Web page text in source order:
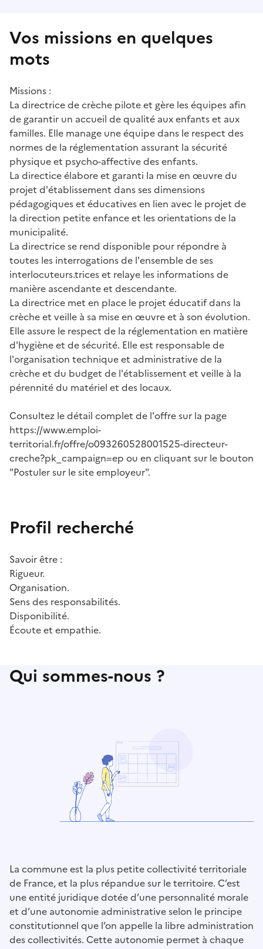
Vos missions en quelques
mots
Missions :
La directrice de crèche pilote et gère les équipes afin
de garantir un accueil de qualité aux enfants et aux
familles. Elle manage une équipe dans le respect des
normes de la réglementation assurant la sécurité
physique et psycho-affective des enfants.
La directice élabore et garanti la mise en œuvre du
projet d'établissement dans ses dimensions
pédagogiques et éducatives en lien avec le projet de
la direction petite enfance et les orientations de la
municipalité.
La directrice se rend disponible pour répondre à
toutes les interrogations de l'ensemble de ses
interlocuteurs.trices et relaye les informations de
manière ascendante et descendante.
La directrice met en place le projet éducatif dans la
crèche et veille à sa mise en œuvre et à son évolution.
Elle assure le respect de la réglementation en matière
d'hygiène et de sécurité. Elle est responsable de
l'organisation technique et administrative de la
crèche et du budget de l'établissement et veille à la
pérennité du matériel et des locaux.
Consultez le détail complet de l'offre sur la page
https://www.emploi-
territorial.fr/offre/o093260528001525-directeur-
creche?pk_campaign=ep ou en cliquant sur le bouton
"Postuler sur le site employeur".
Profil recherché
Savoir être :
Rigueur.
Organisation.
Sens des responsabilités.
Disponibilité.
Écoute et empathie.
Qui sommes-nous ?
La commune est la plus petite collectivité territoriale
de France, et la plus répandue sur le territoire. C’est
une entité juridique dotée d’une personnalité morale
et d’une autonomie administrative selon le principe
constitutionnel que l’on appelle la libre administration
des collectivités. Cette autonomie permet à chaque